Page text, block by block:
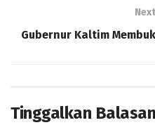
Gubernur Kaltim
Tinggalkan Balasan